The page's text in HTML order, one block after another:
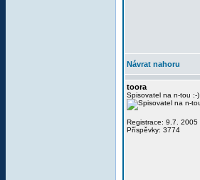
Návrat nahoru
toora
Spisovatel na n-tou :-)
Registrace: 9.7. 2005
Příspěvky: 3774